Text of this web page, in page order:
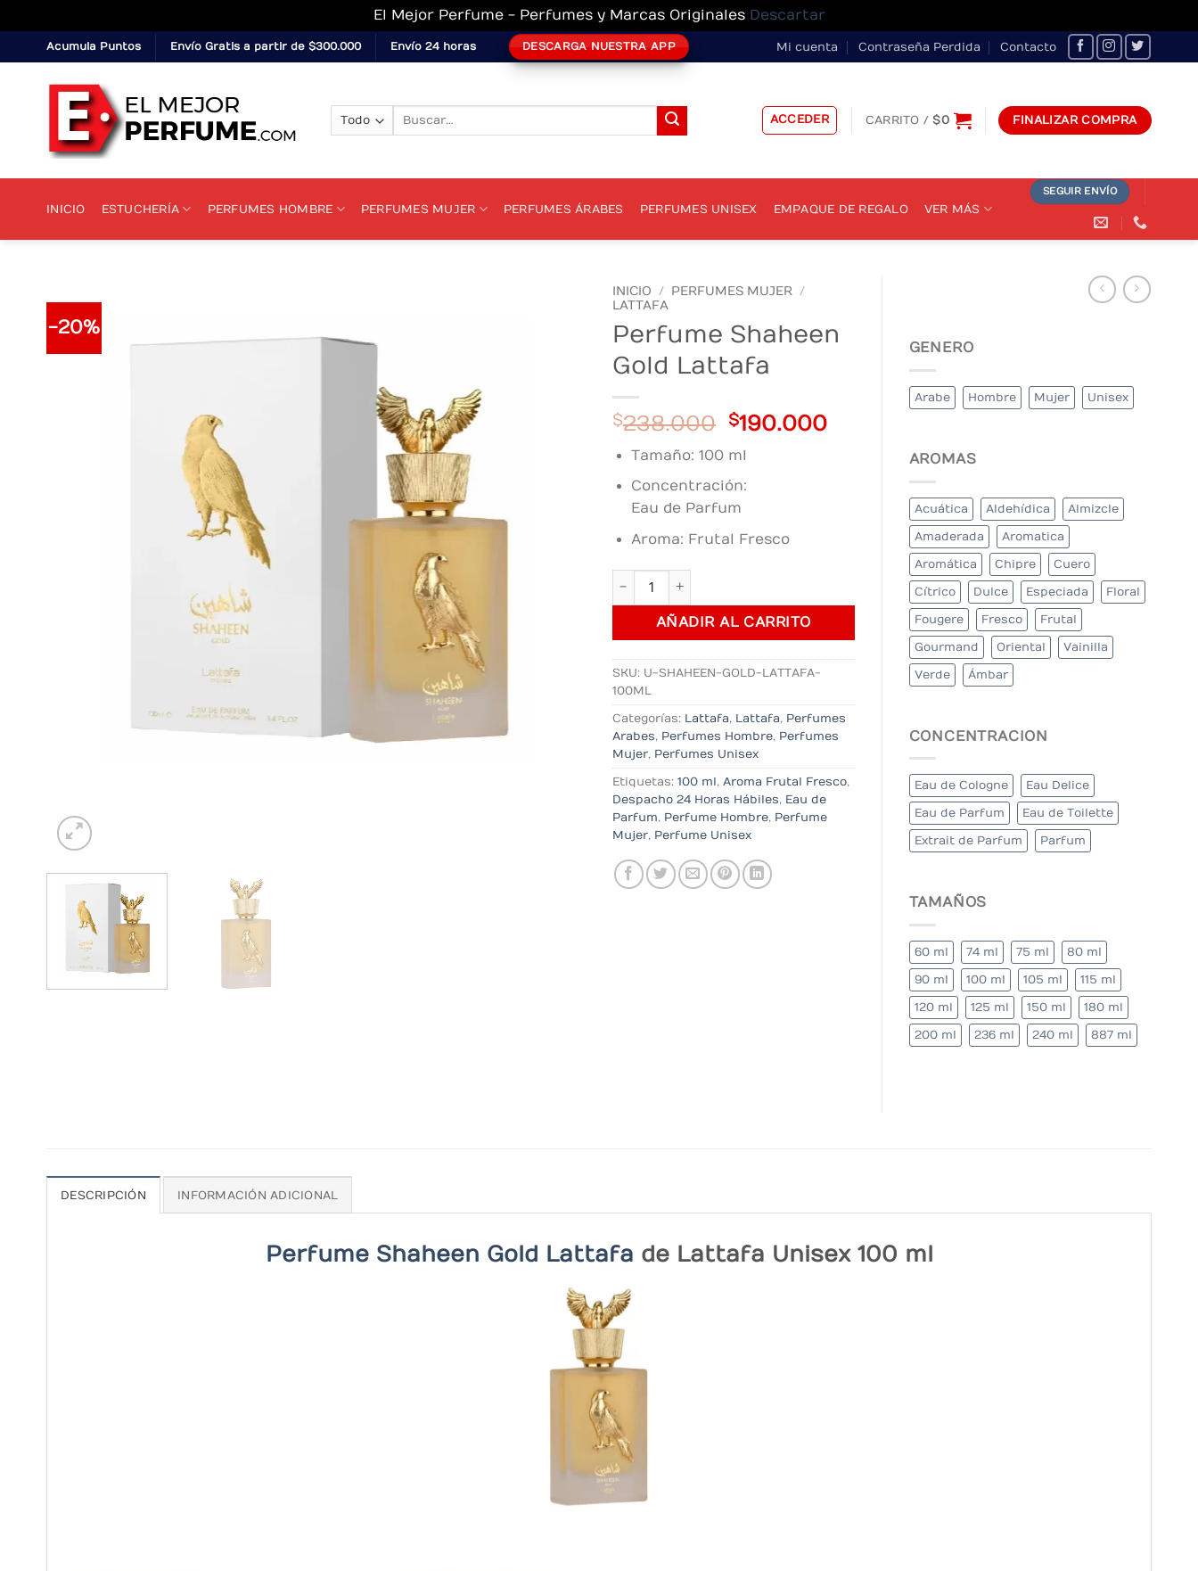
El Mejor Perfume - Perfumes y Marcas Originales Descartar
to
content
Acumula Puntos Envío Gratis a partir de $300.000 Envío 24 horas DESCARGA NUESTRA APP Mi cuenta Contraseña Perdida Contacto
ACCEDER CARRITO /$0 FINALIZAR COMPRA
INICIO ESTUCHERÍA PERFUMES HOMBRE PERFUMES MUJER PERFUMES ÁRABES PERFUMES UNISEX EMPAQUE DE REGALO VER MÁS
SEGUIR ENVÍO
-20%
INICIO / PERFUMES MUJER /
LATTAFA
Perfume Shaheen
Gold Lattafa
$238.000 Original
price
was:
$238.000.
$190.000Current
$190.000.
Tamaño: 100 ml
Concentración:
Eau de Parfum
Aroma: Frutal Fresco
Perfume Shaheen Gold Lattafa cantidad
AÑADIR AL CARRITO
SKU: U-SHAHEEN-GOLD-LATTAFA-
100ML
Categorías: Lattafa, Lattafa, Perfumes
Arabes, Perfumes Hombre, Perfumes
Mujer, Perfumes Unisex
Etiquetas: 100 ml, Aroma Frutal Fresco,
Despacho 24 Horas Hábiles, Eau de
Parfum, Perfume Hombre, Perfume
Mujer, Perfume Unisex
GENERO
Arabe Hombre Mujer Unisex
AROMAS
Acuática Aldehídica Almizcle
Amaderada Aromatica
Aromática Chipre Cuero
Cítrico Dulce Especiada Floral
Fougere Fresco Frutal
Gourmand Oriental Vainilla
Verde Ámbar
CONCENTRACION
Eau de Cologne Eau Delice
Eau de Parfum Eau de Toilette
Extrait de Parfum Parfum
TAMAÑOS
60 ml 74 ml 75 ml 80 ml
90 ml 100 ml 105 ml 115 ml
120 ml 125 ml 150 ml 180 ml
200 ml 236 ml 240 ml 887 ml
DESCRIPCIÓN INFORMACIÓN ADICIONAL
Perfume Shaheen Gold Lattafa de Lattafa Unisex 100 ml